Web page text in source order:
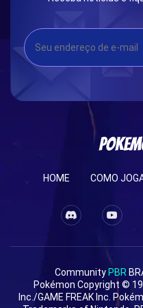
HOME COMO
Community PBR
Pokémon Copyright ©
Inc./GAME FREAK Inc.